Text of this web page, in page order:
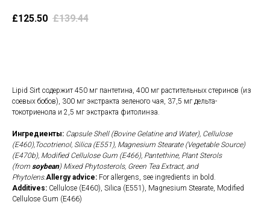
£125.50 £139.44
Lipid Sirt содержит 450 мг пантетина, 400 мг растительных стеринов (из
соевых бобов), 300 мг экстракта зеленого чая, 37,5 мг дельта-
токотриенола и 2,5 мг экстракта фитолинза.
Ингредиенты: Capsule Shell (Bovine Gelatine and Water), Cellulose
(E460),Tocotrienol, Silica (E551), Magnesium Stearate (Vegetable Source)
(E470b), Modified Cellulose Gum (E466), Pantethine, Plant Sterols
(from soybean) Mixed Phytosterols, Green Tea Extract, and
Phytolens.Allergy advice: For allergens, see ingredients in bold.
Additives: Cellulose (E460), Silica (E551), Magnesium Stearate, Modified
Cellulose Gum (E466)